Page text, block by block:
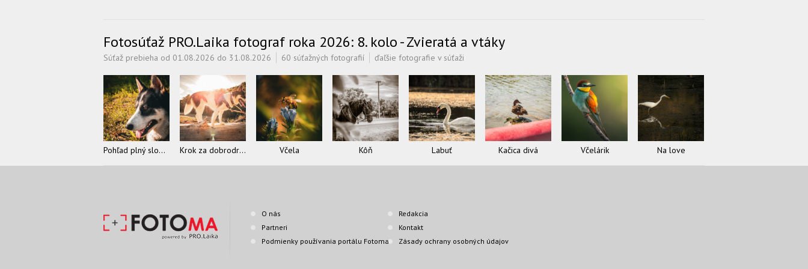
Fotosúťaž PRO.Laika fotograf roka 2026: 8. kolo - Zvieratá a vtáky
Súťaž prebieha od 01.08.2026 do 31.08.2026 60 súťažných fotografií ďaľšie fotografie v súťaži
Pohľad plný slobody Krok za dobrodružstvom Včela Kôň Labuť Kačica divá Včelárik Na love
O nás
Redakcia
Partneri
Kontakt
Podmienky používania portálu Fotoma
Zásady ochrany osobných údajov